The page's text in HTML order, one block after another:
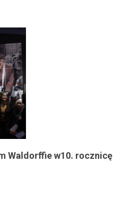
Waldorffie w10. rocznicę